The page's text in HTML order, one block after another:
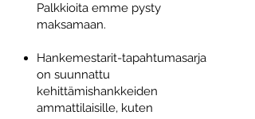
Palkkioita emme pysty
maksamaan.
Hankemestarit-tapahtumasarja
on suunnattu
kehittämishankkeiden
ammattilaisille, kuten